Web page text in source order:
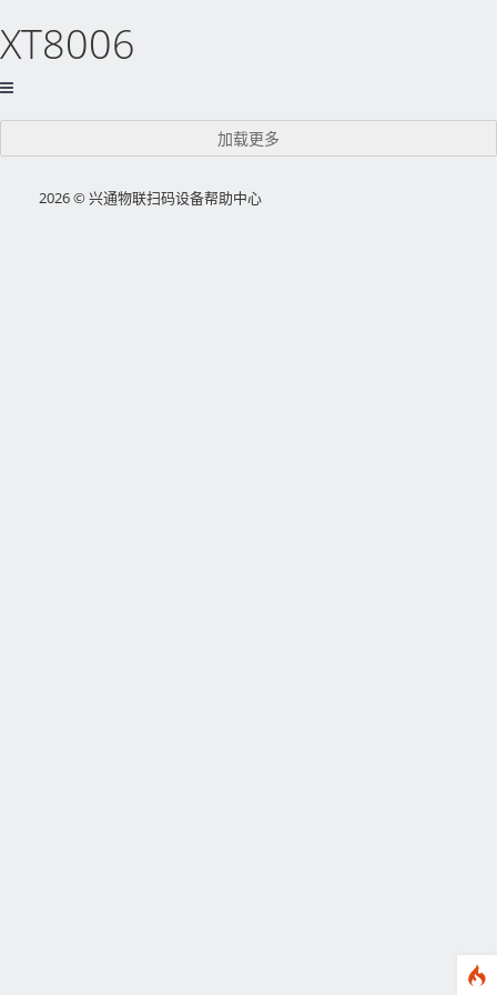
XT8006
加载更多
2026 © 兴通物联扫码设备帮助中心